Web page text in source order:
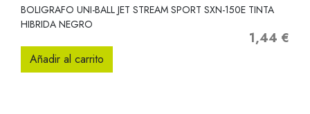
BOLIGRAFO UNI-BALL JET STREAM SPORT SXN-150E TINTA
HIBRIDA NEGRO
Precio
1,44 €
Añadir al carrito